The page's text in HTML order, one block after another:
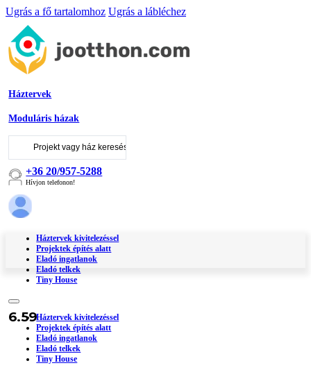
Ugrás a fő tartalomhoz Ugrás a lábléchez
Háztervek
Moduláris házak
+36 20/957-5288
Hívjon telefonon!
Háztervek kivitelezéssel
Projektek építés alatt
Eladó ingatlanok
Eladó telkek
Tiny House
Háztervek kivitelezéssel
Projektek építés alatt
Eladó ingatlanok
Eladó telkek
Tiny House
6.59